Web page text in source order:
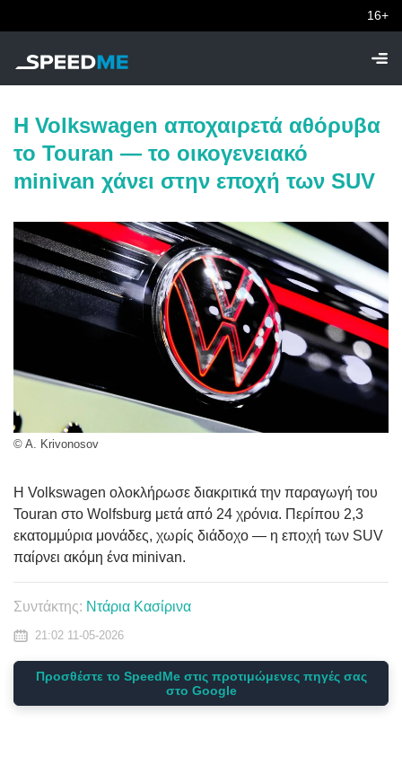
16+
Η Volkswagen αποχαιρετά αθόρυβα
το Touran — το οικογενειακό
minivan χάνει στην εποχή των SUV
© A. Krivonosov
Η Volkswagen ολοκλήρωσε διακριτικά την παραγωγή του
Touran στο Wolfsburg μετά από 24 χρόνια. Περίπου 2,3
εκατομμύρια μονάδες, χωρίς διάδοχο — η εποχή των SUV
παίρνει ακόμη ένα minivan.
Συντάκτης: Ντάρια Κασίρινα
21:02 11-05-2026
Προσθέστε το SpeedMe στις προτιμώμενες πηγές σας
στο Google